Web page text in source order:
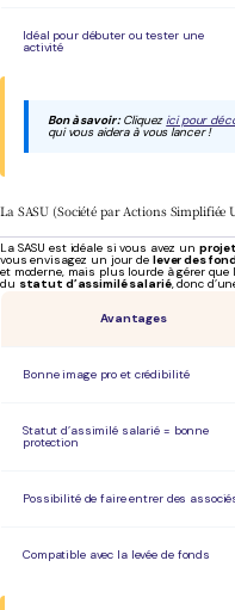
Idéal pour débuter ou tester une
activité
Bon à savoir :Cliquez ici pour
qui vous aidera à vous lancer !
La SASU (Société par Actions Simplifiée
La SASU est idéale si vous avez un
vous envisagez un jour de lever des
et moderne, mais plus lourde à gérer
du statut d’assimilé salarié, donc
Avantages
Bonne image pro et crédibilité
Statut d’assimilé salarié = bonne
protection
Possibilité de faire entrer des
Compatible avec la levée de fonds